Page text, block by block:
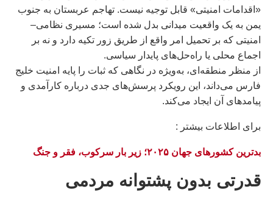
«اقدامات امنیتی» قابل توجیه نیست. تهاجم عربستان به جنوب
یمن به یک واقعیت میدانی بدل شده است؛ مسیری نظامی–
امنیتی که بر تحمیل امر واقع از طریق زور تکیه دارد و نه بر
اجماع محلی یا راه‌حل‌های پایدار سیاسی.
از منظر منطقه‌ای، به‌ویژه در نگاهی که ثبات را پایه امنیت خلیج
فارس می‌داند، این رویکرد پرسش‌های جدی درباره کارآمدی و
پیامدهای آن ایجاد می‌کند.
براى اطلاعات بيشتر :
بدترین کشورهای جهان ۲۰۲۵؛ زیر بار سرکوب، فقر و جنگ
قدرتی بدون پشتوانه مردمی